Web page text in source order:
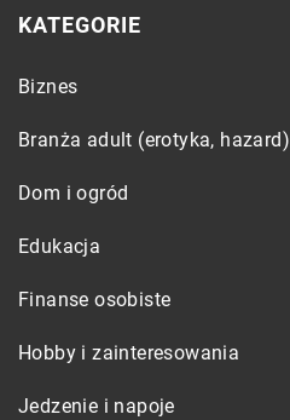
KATEGORIE
Biznes
Branża adult (erotyka, hazard)
Dom i ogród
Edukacja
Finanse osobiste
Hobby i zainteresowania
Jedzenie i napoje